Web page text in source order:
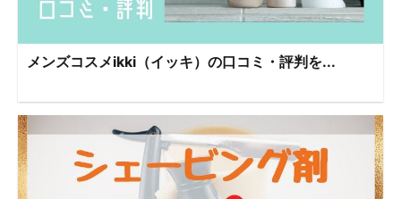
メンズコスメikki（イッキ）の口コミ・評判を...